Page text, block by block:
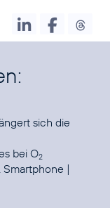
sich die
bei O2
Smartphone |